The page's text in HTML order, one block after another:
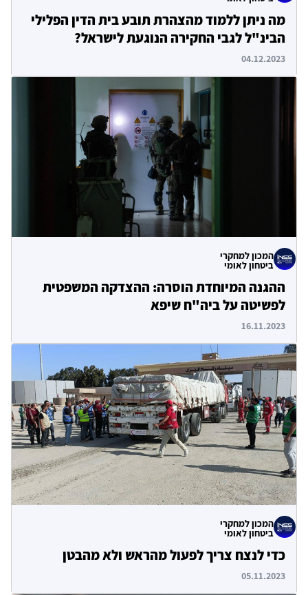
מה ניתן ללמוד מהצהרת תובע בית הדין הפלילי
הבינ"ל לגבי החקירה הנוגעת לישראל?
04.12.2023
המכון למחקרי
ביטחון לאומי
ההגנה המיוחדת הוסרה: ההצדקה המשפטית
לפשיטה על ביה"ח שיפא
16.11.2023
המכון למחקרי
ביטחון לאומי
כדי לנצח צריך לפעול מהראש ולא מהבטן
05.11.2023